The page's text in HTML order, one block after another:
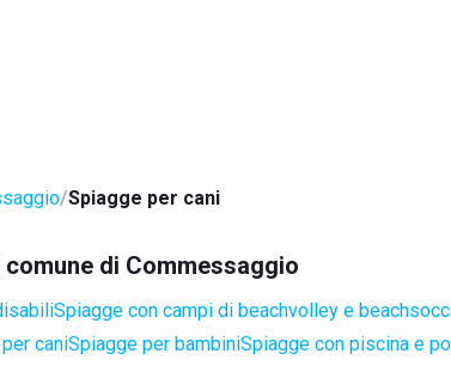
Spiagge per cani
di Commessaggio
Spiagge con campi di beachvolley e
caniSpiagge per bambiniSpiagge con piscina e